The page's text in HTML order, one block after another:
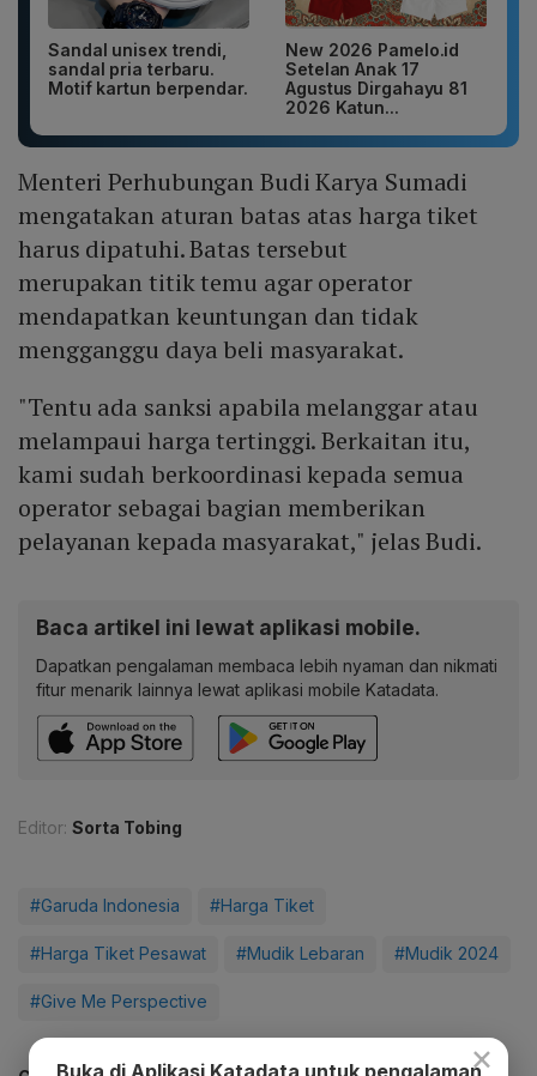
Sandal unisex trendi,
sandal pria terbaru.
Motif kartun berpendar.
New 2026 Pamelo.id
Setelan Anak 17
Agustus Dirgahayu 81
2026 Katun...
Menteri Perhubungan Budi Karya Sumadi
mengatakan aturan batas atas harga tiket
harus dipatuhi. Batas tersebut
merupakan titik temu agar operator
mendapatkan keuntungan dan tidak
mengganggu daya beli masyarakat.
"Tentu ada sanksi apabila melanggar atau
melampaui harga tertinggi. Berkaitan itu,
kami sudah berkoordinasi kepada semua
operator sebagai bagian memberikan
pelayanan kepada masyarakat," jelas Budi.
Baca artikel ini lewat aplikasi mobile.
Dapatkan pengalaman membaca lebih nyaman dan nikmati
fitur menarik lainnya lewat aplikasi mobile Katadata.
Editor: Sorta Tobing
#Garuda Indonesia #Harga Tiket
#Harga Tiket Pesawat #Mudik Lebaran #Mudik 2024
#Give Me Perspective
×
Buka di Aplikasi Katadata untuk pengalaman